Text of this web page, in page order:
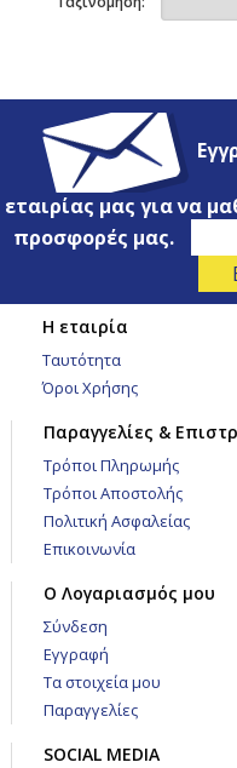
εταιρίας μας για να
προσφορές μας.
Η εταιρία
Ταυτότητα
Όροι Χρήσης
Παραγγελίες &
Τρόποι Πληρωμής
Τρόποι Αποστολής
Πολιτική Ασφαλείας
Επικοινωνία
Ο Λογαριασμός μου
Σύνδεση
Εγγραφή
Τα στοιχεία μου
Παραγγελίες
SOCIAL MEDIA